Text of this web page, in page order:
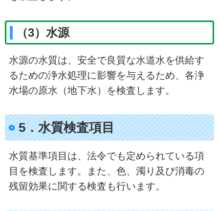
（3）水源
水源の水質は、安全で良質な水道水を供給す
るための浄水処理に影響を与えるため、各浄
水場の原水（地下水）を検査します。
5．水質検査項目
水質基準項目は、法令でも定められている項
目を検査します。また、色、濁り及び消毒の
残留効果に関する検査も行います。